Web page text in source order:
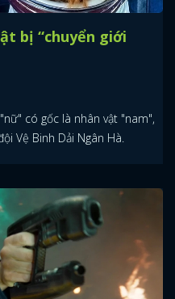
bị “chuyển giới
có gốc là nhân vật "nam",
Vệ Binh Dải Ngân Hà.